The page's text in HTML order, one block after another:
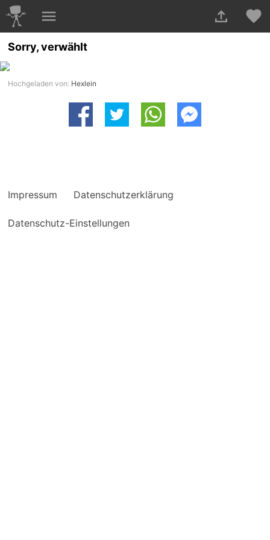
Sorry, verwählt
Hochgeladen von: Hexlein
Impressum Datenschutzerklärung
Datenschutz-Einstellungen